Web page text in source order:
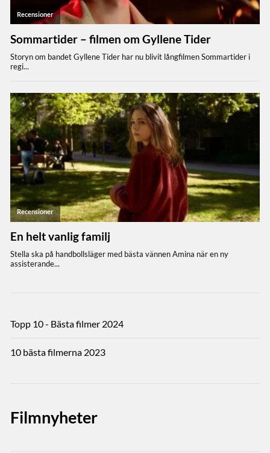
Topp 10 - Bästa filmer 2024
10 bästa filmerna 2023
Filmnyheter